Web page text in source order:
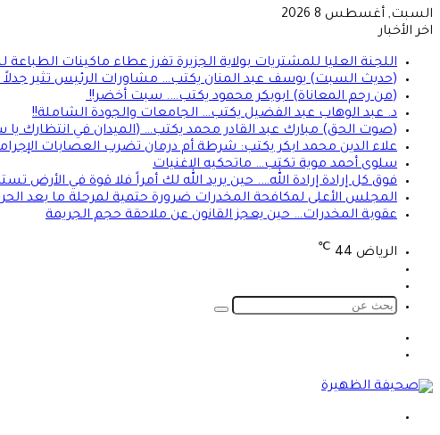
السبت, أغسطس 8 2026
اخر الأخبار
اللجنة العليا للمشتريات بولاية الجزيرة تفرز عطاء ماكينات الطباعة
(حديث السبت) يوسف عبد المنان يكتب… مشاورات الرئيس تثير
(من رحم المعاناة) ابوبكر محمود يكتب…. سبت أخضر!!
د. عبد الوهاب عبد الفضيل يكتب… الجامعات والجودة الشاملة!!
(صوت الحق) مبارك عبد القادر محمد يكتب… (الميدان في انتظارك
علاء الدين محمد ابكر يكتب: شرطة أم درمان تضرب العصابات
سلوى أحمد موية تكتب… ماتحكيه الاغنيات
فوق كل إرادة إرادة الله…. حين يريد الله لك أمراً فلا قوة في الأرض
المجلس الأعلى لمكافحة المخدرات ضرورة حتمية لمرحلة ما بعد
عقوبة المخدرات… حين يعجز القانون عن ملاحقة حجم الجريمة
الرياض 44
℃
المظلم
بحث